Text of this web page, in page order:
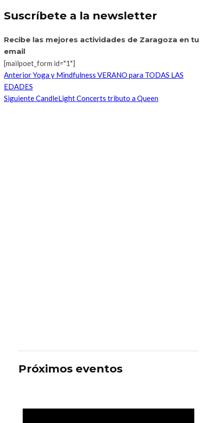
Suscríbete a la newsletter
Recibe las mejores actividades de Zaragoza en tu
email
[mailpoet_form id="1"]
AnteriorYoga y Mindfulness VERANO para TODAS LAS
EDADES
SiguienteCandleLight Concerts tributo a Queen
Próximos eventos